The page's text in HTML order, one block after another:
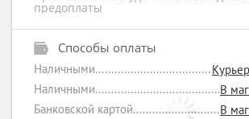
предоплаты
Способы оплаты
Наличными
Наличными
В
Банковской картой
В